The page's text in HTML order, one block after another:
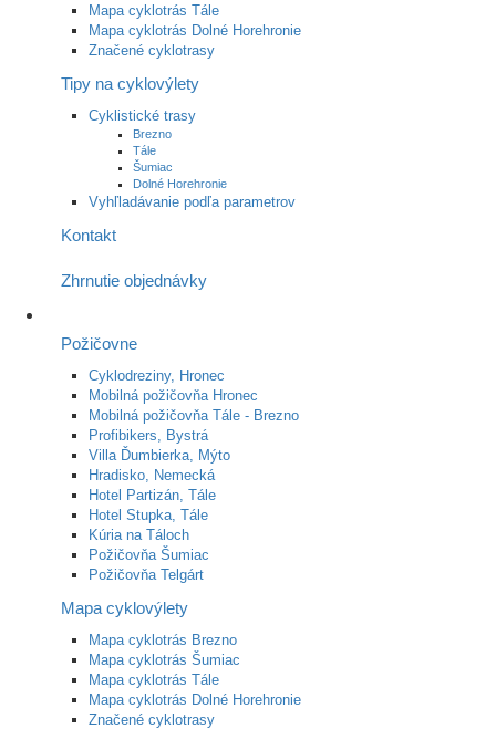
Mapa cyklotrás Tále
Mapa cyklotrás Dolné Horehronie
Značené cyklotrasy
Tipy na cyklovýlety
Cyklistické trasy
Brezno
Tále
Šumiac
Dolné Horehronie
Vyhľladávanie podľa parametrov
Kontakt
Zhrnutie objednávky
Požičovne
Cyklodreziny, Hronec
Mobilná požičovňa Hronec
Mobilná požičovňa Tále - Brezno
Profibikers, Bystrá
Villa Ďumbierka, Mýto
Hradisko, Nemecká
Hotel Partizán, Tále
Hotel Stupka, Tále
Kúria na Táloch
Požičovňa Šumiac
Požičovňa Telgárt
Mapa cyklovýlety
Mapa cyklotrás Brezno
Mapa cyklotrás Šumiac
Mapa cyklotrás Tále
Mapa cyklotrás Dolné Horehronie
Značené cyklotrasy